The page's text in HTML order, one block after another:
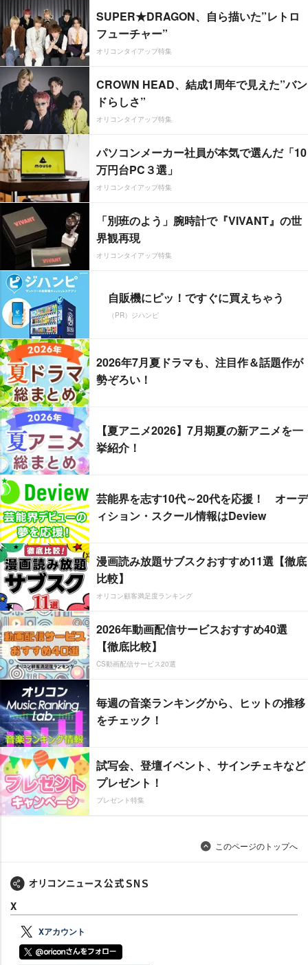
SUPER★DRAGON、自ら描いた”レトロ
フューチャー”
オリコンタイアップ特集
CROWN HEAD、結成1周年で見えた”バン
ドらしさ”
オリコンタイアップ特集
パソコンメーカー社員が本気で選んだ「10
万円台PC３選」
オリコンタイアップ特集
「別班のよう」腕時計で『VIVANT』の世
界観再現
オリコンタイアップ特集
自販機にピッ！ですぐに買えちゃう
（PR）ジハンピ
2026年7月夏ドラマも、注目作＆話題作が
勢ぞろい！
【夏アニメ2026】7月期夏の新アニメを一
挙紹介！
芸能界を志す10代～20代を応援！ オーデ
ィション・スクール情報はDeview
漫画読み放題サブスクおすすめ11選【徹底
比較】
オリコン顧客満足度ランキング
2026年動画配信サービスおすすめ40選
【徹底比較】
CS動画配信サービス20選
毎週の音楽ランキングから、ヒットの推移
をチェック！
試写会、登壇イベント、サインチェキなど
プレゼント！
プレゼント特集
このページのトップへ
X
Xアカウント